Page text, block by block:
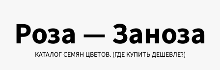
содержимому
Роза — Заноза
КАТАЛОГ СЕМЯН ЦВЕТОВ. (ГДЕ КУПИТЬ ДЕШЕВЛЕ?)